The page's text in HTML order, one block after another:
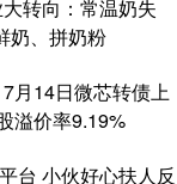
转向：常温奶失
奶、拼奶粉
月14日微芯转债上
溢价率9.19%
台 小伙好心扶人反